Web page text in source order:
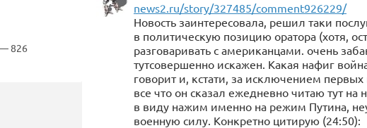
826
news2.ru/story/327485/comment926229/
Новость заинтересовала, решил таки
в политическую позицию оратора (хотя,
разговаривать с американцами. очень
тутсовершенно искажен. Какая нафиг
говорит и, кстати, за исключением
все что он сказал ежедневно читаю тут на
в виду нажим именно на режим Путина,
военную силу. Конкретно цитирую (24:50):